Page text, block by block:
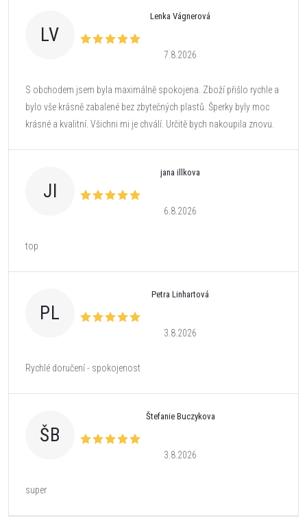
LV
Lenka Vágnerová
7.8.2026
S obchodem jsem byla maximálně spokojena. Zboží přišlo rychle a
bylo vše krásně zabalené bez zbytečných plastů. Šperky byly moc
krásné a kvalitní. Všichni mi je chválí. Určitě bych nakoupila znovu.
JI
jana illkova
6.8.2026
top
PL
Petra Linhartová
3.8.2026
Rychlé doručení - spokojenost
ŠB
Štefanie Buczykova
3.8.2026
super